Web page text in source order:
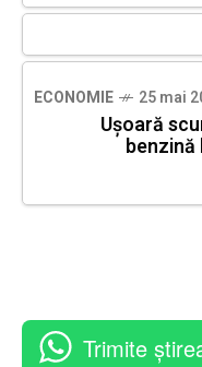
ECONOMIE 25 mai
Ușoară
Trimite